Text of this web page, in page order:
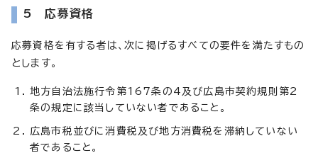
5 応募資格
応募資格を有する者は、次に掲げるすべての要件を満たすもの
とします。
地方自治法施行令第167条の4及び広島市契約規則第2
条の規定に該当していない者であること。
広島市税並びに消費税及び地方消費税を滞納していない
者であること。